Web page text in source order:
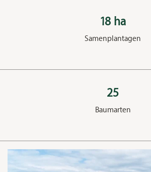
18 ha
Samenplantagen
25
Baumarten